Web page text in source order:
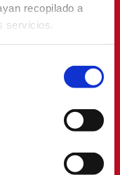
recopilado a
servicios.